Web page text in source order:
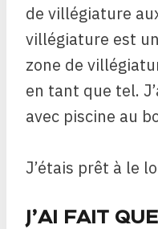
de villégiature
villégiature est
zone de
en tant que tel.
avec piscine au
J’étais prêt à le
J’AI FAIT